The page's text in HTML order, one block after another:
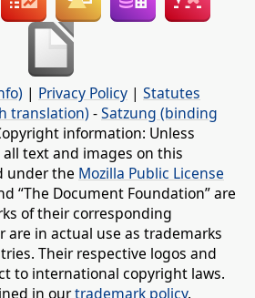
| Privacy Policy | Statutes
translation) -Satzung (binding
information: Unless
text and images on this
under the Mozilla Public License
“The Document Foundation” are
of their corresponding
are in actual use as trademarks
Their respective logos and
to international copyright laws.
in ourtrademark policy.